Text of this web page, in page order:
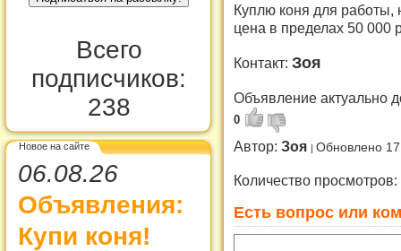
Всего
подписчиков:
238
Новое на сайте
06.08.26
Объявления:
Купи коня!
Куплю коня для работы,
цена в пределах 50 000
Контакт: Зоя
Объявление актуально
0
Автор: Зоя Обновлено
Количество просмотров:
Есть вопрос или